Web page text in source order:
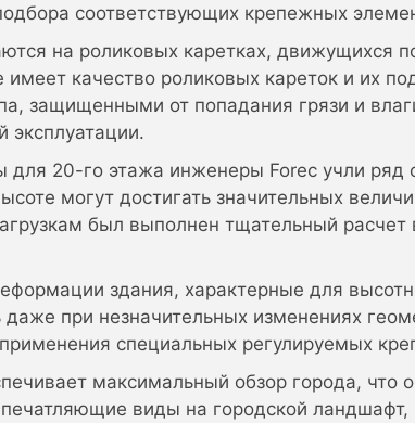
соответствующих крепежных
на роликовых каретках, движущихся
качество роликовых кареток и их
защищенными от попадания грязи и
эксплуатации.
для 20-го этажа инженеры Forec учли
могут достигать значительных
был выполнен тщательный
здания, характерные для
даже при незначительных изменениях
специальных регулируемых
максимальный обзор города,
виды на городской ландшафт,